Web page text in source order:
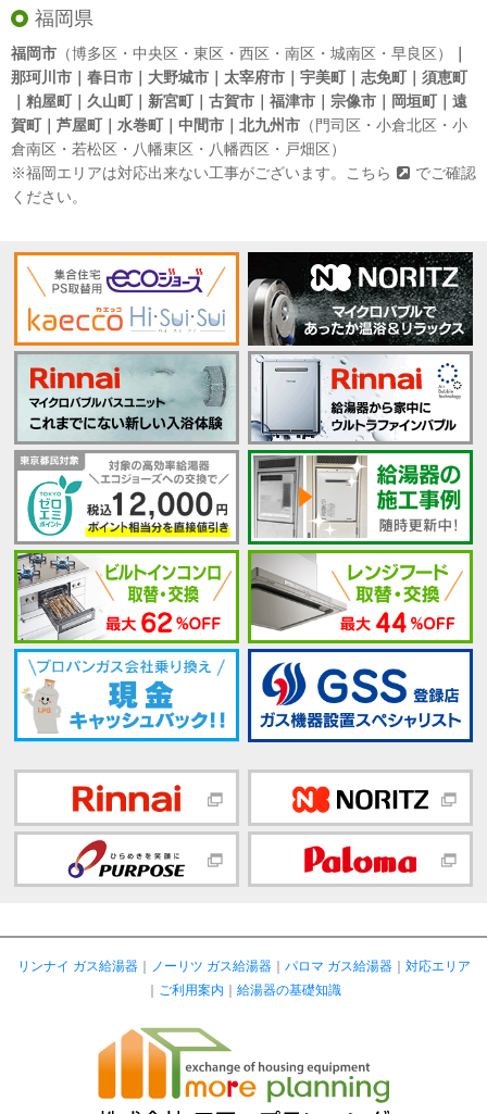
福岡県
福岡市 （博多区・中央区・東区・西区・南区・城南区・早良区）
那珂川市｜春日市｜大野城市｜太宰府市｜宇美町｜志免町｜須恵町
｜粕屋町｜久山町｜新宮町｜古賀市｜福津市｜宗像市｜岡垣町｜遠
賀町｜芦屋町｜水巻町｜中間市｜北九州市 （門司区・小倉北区・小
倉南区・若松区・八幡東区・八幡西区・戸畑区）
※福岡エリアは対応出来ない工事がございます。
こちら
でご確認
ください。
リンナイ ガス給湯器｜ ノーリツ ガス給湯器｜ パロマ ガス給湯器｜ 対応エリア
ご利用案内 給湯器の基礎知識